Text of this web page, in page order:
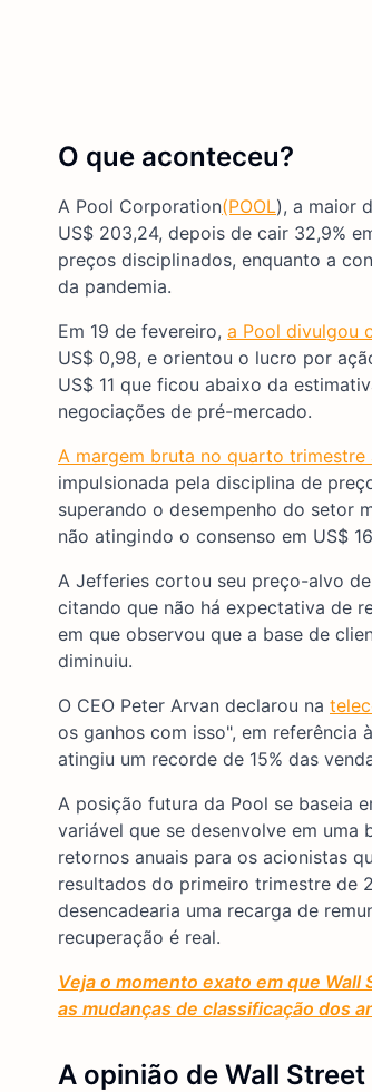
O que aconteceu?
A Pool Corporation(POOL), a maior
US$ 203,24, depois de cair 32,9%
preços disciplinados, enquanto a
da pandemia.
Em 19 de fevereiro, a Pool divulgou
US$ 0,98, e orientou o lucro por
US$ 11 que ficou abaixo da
negociações de pré-mercado.
A margem bruta no quarto trimestre
impulsionada pela disciplina de
superando o desempenho do setor
não atingindo o consenso em US$
A Jefferies cortou seu preço-alvo
citando que não há expectativa de
em que observou que a base de
diminuiu.
O CEO Peter Arvan declarou na
os ganhos com isso", em referência
atingiu um recorde de 15% das
A posição futura da Pool se baseia
variável que se desenvolve em uma
retornos anuais para os acionistas
resultados do primeiro trimestre de
desencadearia uma recarga de
recuperação é real.
Veja o momento exato em que
as mudanças de classificação dos
A opinião de Wall